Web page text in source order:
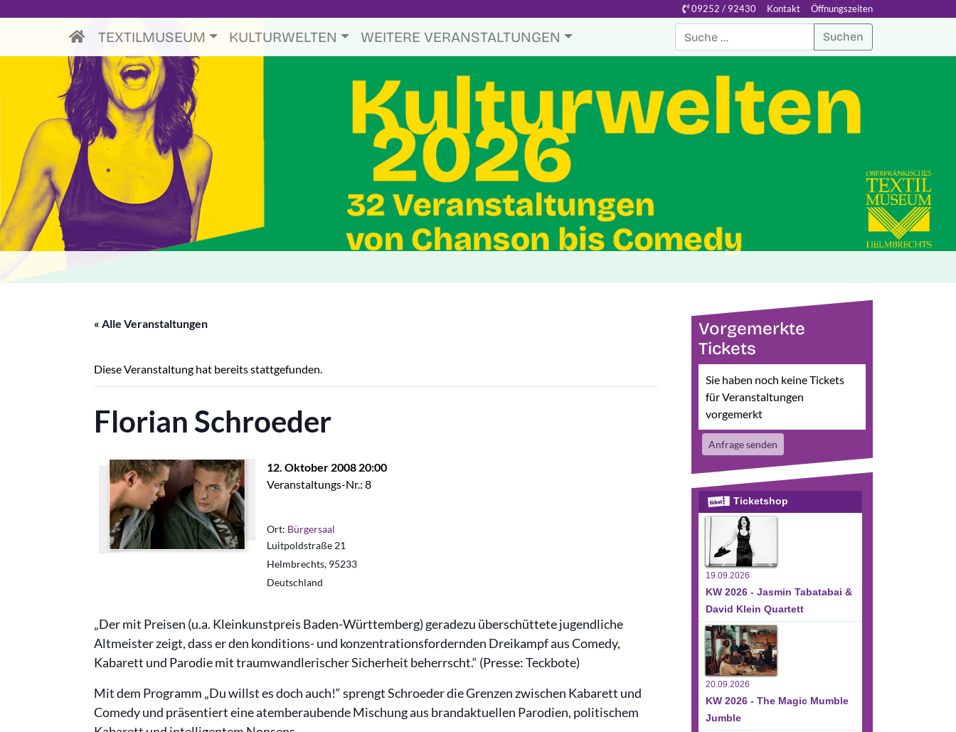
09252 / 92430 Kontakt Öffnungszeiten
TEXTILMUSEUM KULTURWELTEN WEITERE VERANSTALTUNGEN Suchen
« Alle Veranstaltungen
Diese Veranstaltung hat bereits stattgefunden.
Florian Schroeder
12. Oktober 2008 20:00
Veranstaltungs-Nr.: 8
Ort: Bürgersaal
Luitpoldstraße 21
Helmbrechts, 95233
Deutschland
„Der mit Preisen (u.a. Kleinkunstpreis Baden-Württemberg) geradezu überschüttete jugendliche
Altmeister zeigt, dass er den konditions- und konzentrationsfordernden Dreikampf aus Comedy,
Kabarett und Parodie mit traumwandlerischer Sicherheit beherrscht.“ (Presse: Teckbote)
Mit dem Programm „Du willst es doch auch!“ sprengt Schroeder die Grenzen zwischen Kabarett und
Comedy und präsentiert eine atemberaubende Mischung aus brandaktuellen Parodien, politischem
Vorgemerkte
Tickets
Sie haben noch keine Tickets
für Veranstaltungen
vorgemerkt
Anfrage senden
Ticketshop
19.09.2026
KW 2026 - Jasmin Tabatabai &
David Klein Quartett
20.09.2026
KW 2026 - The Magic Mumble
Jumble